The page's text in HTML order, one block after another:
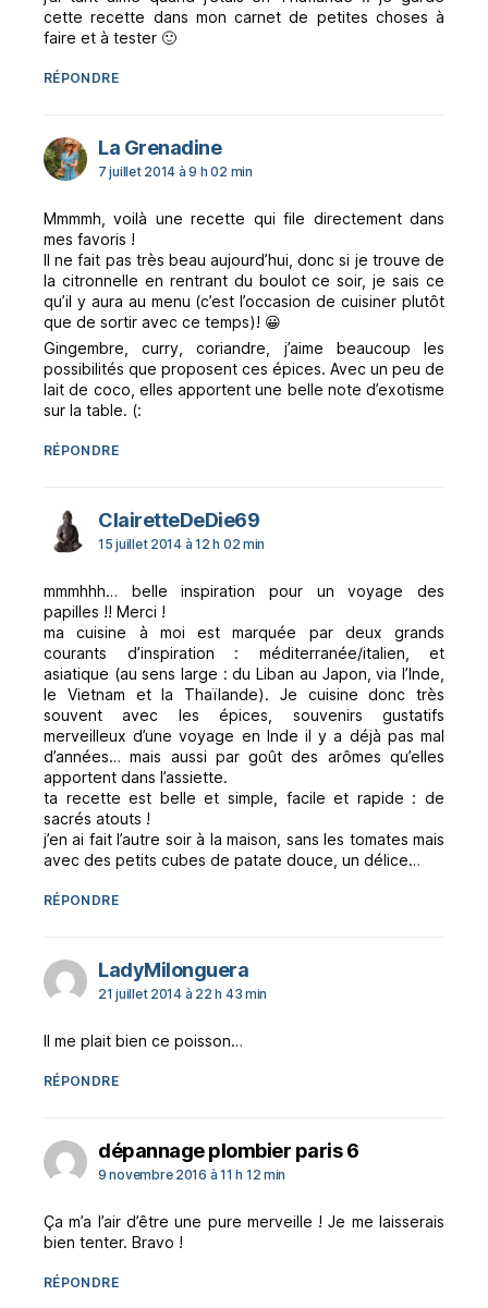
cette recette dans mon carnet de petites choses à
faire et à tester 🙂
RÉPONDRE
La Grenadinedit :
7 juillet 2014 à 9 h 02 min
Mmmmh, voilà une recette qui file directement dans
mes favoris !
Il ne fait pas très beau aujourd’hui, donc si je trouve de
la citronnelle en rentrant du boulot ce soir, je sais ce
qu’il y aura au menu (c’est l’occasion de cuisiner plutôt
que de sortir avec ce temps)! 😀
Gingembre, curry, coriandre, j’aime beaucoup les
possibilités que proposent ces épices. Avec un peu de
lait de coco, elles apportent une belle note d’exotisme
sur la table. (:
RÉPONDRE
ClairetteDeDie69dit :
15 juillet 2014 à 12 h 02 min
mmmhhh… belle inspiration pour un voyage des
papilles !! Merci !
ma cuisine à moi est marquée par deux grands
courants d’inspiration : méditerranée/italien, et
asiatique (au sens large : du Liban au Japon, via l’Inde,
le Vietnam et la Thaïlande). Je cuisine donc très
souvent avec les épices, souvenirs gustatifs
merveilleux d’une voyage en Inde il y a déjà pas mal
d’années… mais aussi par goût des arômes qu’elles
apportent dans l’assiette.
ta recette est belle et simple, facile et rapide : de
sacrés atouts !
j’en ai fait l’autre soir à la maison, sans les tomates mais
avec des petits cubes de patate douce, un délice…
RÉPONDRE
LadyMilongueradit :
21 juillet 2014 à 22 h 43 min
Il me plait bien ce poisson…
RÉPONDRE
dépannage plombier paris 6dit :
9 novembre 2016 à 11 h 12 min
Ça m’a l’air d’être une pure merveille ! Je me laisserais
bien tenter. Bravo !
RÉPONDRE